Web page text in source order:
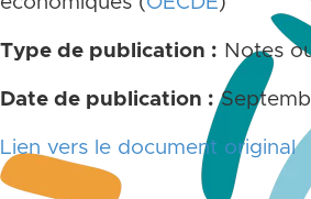
Type de publication : Notes
Date de publication :
Lien vers le document original